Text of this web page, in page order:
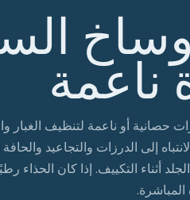
ناعمة
أو ناعمة لتنظيف الغبار
إلى الدرزات والتجاعيد
أثناء التكييف. إذا كان الحذاء
المباشرة.